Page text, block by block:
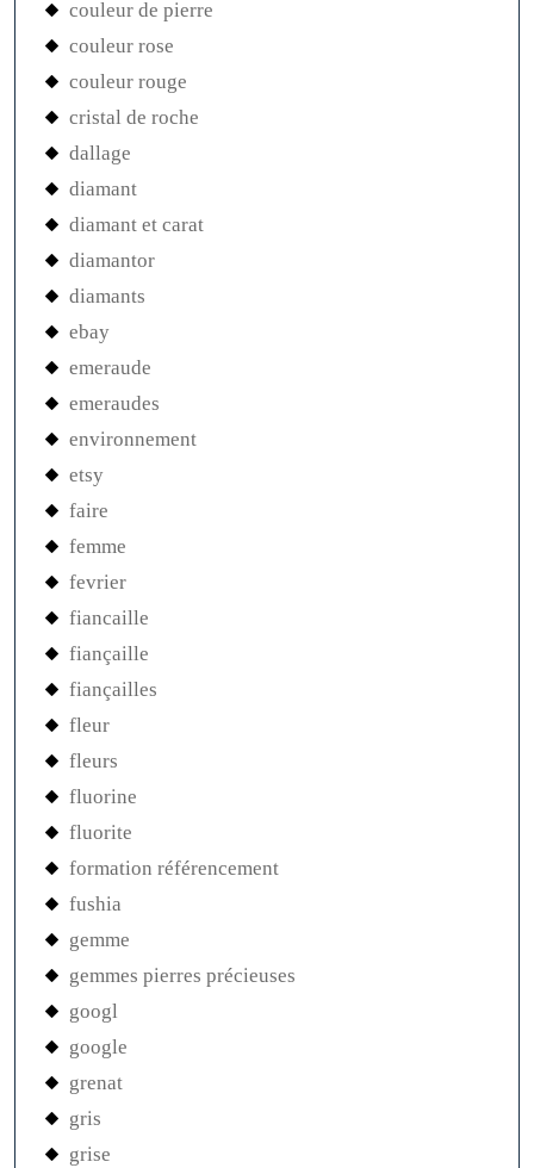
couleur de pierre
couleur rose
couleur rouge
cristal de roche
dallage
diamant
diamant et carat
diamantor
diamants
ebay
emeraude
emeraudes
environnement
etsy
faire
femme
fevrier
fiancaille
fiançaille
fiançailles
fleur
fleurs
fluorine
fluorite
formation référencement
fushia
gemme
gemmes pierres précieuses
googl
google
grenat
gris
grise